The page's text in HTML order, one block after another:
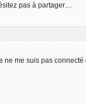
pas à partager…
ne me suis pas